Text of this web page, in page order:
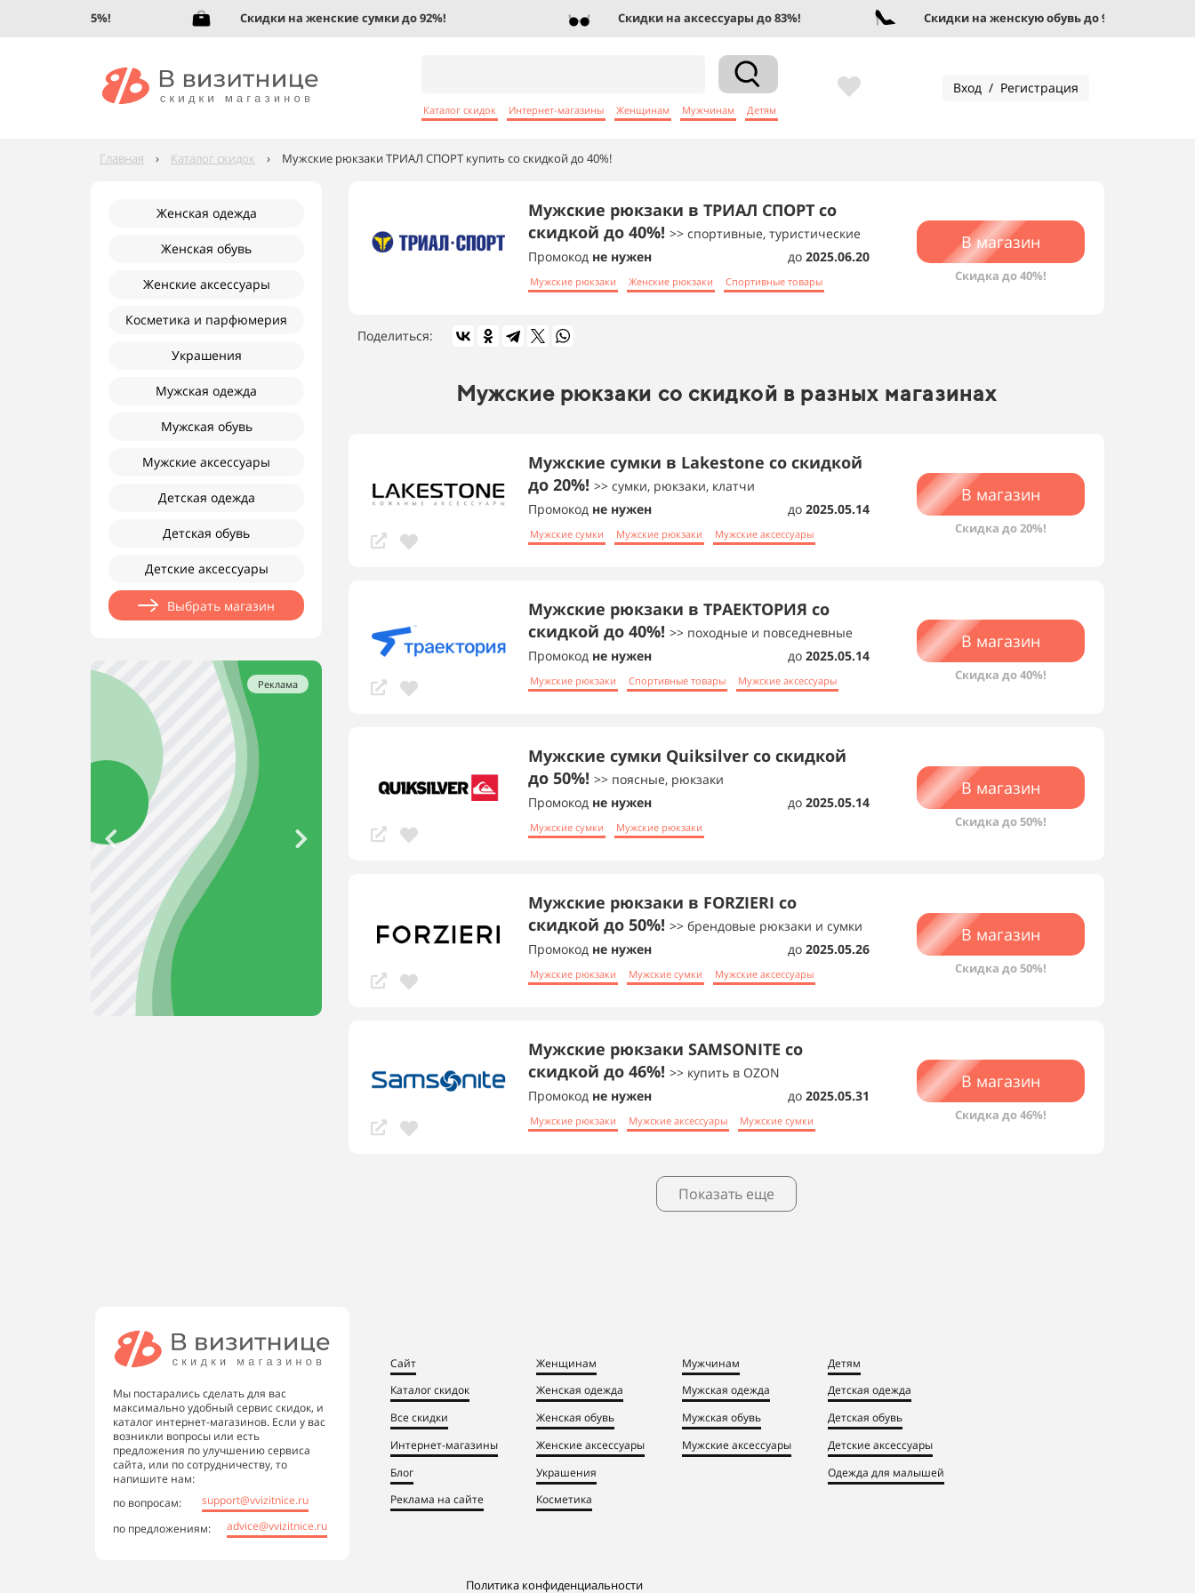
Скидки на женские сумки до 92%! Скидки на аксессуары до 83%! Скидки на женскую обувь до 95%!
Каталог скидок Интернет-магазины Женщинам Мужчинам Детям
Вход / Регистрация
Главная › Каталог скидок › Мужские рюкзаки ТРИАЛ СПОРТ купить со скидкой до 40%!
Женская одежда
Женская обувь
Женские аксессуары
Косметика и парфюмерия
Украшения
Мужская одежда
Мужская обувь
Мужские аксессуары
Детская одежда
Детская обувь
Детские аксессуары
Выбрать магазин
Реклама
Мужские рюкзаки в ТРИАЛ СПОРТ со
скидкой до 40%! >> спортивные, туристические
Промокод не нужен до 2025.06.20
Мужские рюкзаки Женские рюкзаки Спортивные товары
В магазин
Скидка до 40%!
Поделиться:
Мужские рюкзаки со скидкой в разных магазинах
Мужские сумки в Lakestone со скидкой
до 20%! >> сумки, рюкзаки, клатчи
Промокод не нужен до 2025.05.14
Мужские сумки Мужские рюкзаки Мужские аксессуары
В магазин
Скидка до 20%!
Мужские рюкзаки в ТРАЕКТОРИЯ со
скидкой до 40%! >> походные и повседневные
Промокод не нужен до 2025.05.14
Мужские рюкзаки Спортивные товары Мужские аксессуары
В магазин
Скидка до 40%!
Мужские сумки Quiksilver со скидкой
до 50%! >> поясные, рюкзаки
Промокод не нужен до 2025.05.14
Мужские сумки Мужские рюкзаки
В магазин
Скидка до 50%!
Мужские рюкзаки в FORZIERI со
скидкой до 50%! >> брендовые рюкзаки и сумки
Промокод не нужен до 2025.05.26
Мужские рюкзаки Мужские сумки Мужские аксессуары
В магазин
Скидка до 50%!
Мужские рюкзаки SAMSONITE со
скидкой до 46%! >> купить в OZON
Промокод не нужен до 2025.05.31
Мужские рюкзаки Мужские аксессуары Мужские сумки
В магазин
Скидка до 46%!
Показать еще
Мы постарались сделать для вас
максимально удобный сервис скидок, и
каталог интернет-магазинов. Если у вас
возникли вопросы или есть
предложения по улучшению сервиса
сайта, или по сотрудничеству, то
напишите нам:
по вопросам:
support@vvizitnice.ru
по предложениям:
advice@vvizitnice.ru
Сайт
Каталог скидок
Все скидки
Интернет-магазины
Блог
Реклама на сайте
Женщинам
Женская одежда
Женская обувь
Женские аксессуары
Украшения
Косметика
Мужчинам
Мужская одежда
Мужская обувь
Мужские аксессуары
Детям
Детская одежда
Детская обувь
Детские аксессуары
Одежда для малышей
Политика конфиденциальности